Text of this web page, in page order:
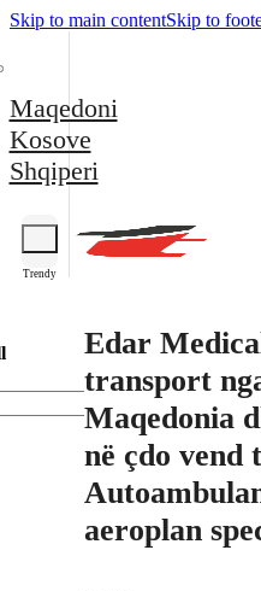
Skip to main contentSkip to
Maqedoni
Kosove
Shqiperi
Trendy
Edar
transport
Maqedonia
në çdo vend
aeroplan